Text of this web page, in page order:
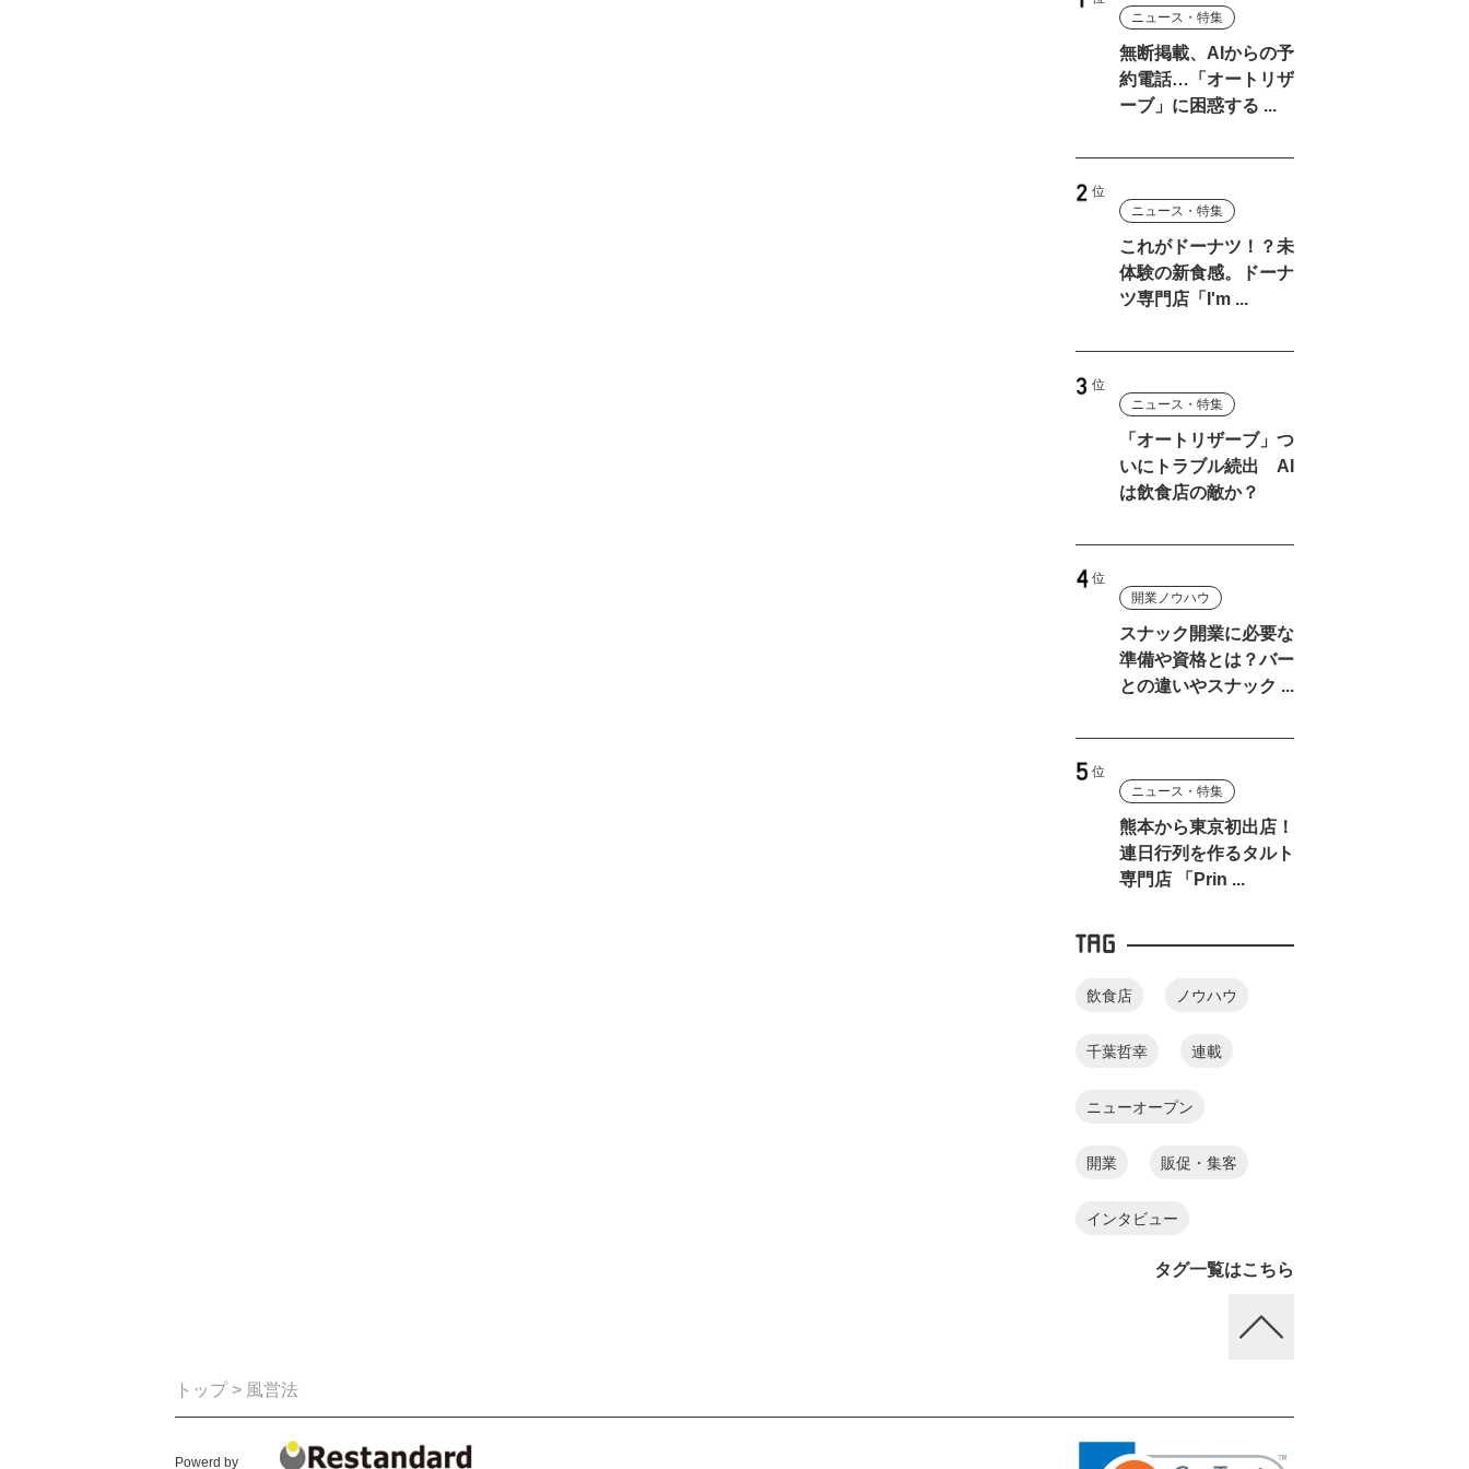
ニュース・特集
無断掲載、AIからの予
約電話…「オートリザ
ーブ」に困惑する ...
ニュース・特集
これがドーナツ！？未
体験の新食感。ドーナ
ツ専門店「I'm ...
ニュース・特集
「オートリザーブ」つ
いにトラブル続出 AI
は飲食店の敵か？
開業ノウハウ
スナック開業に必要な
準備や資格とは？バー
との違いやスナック ...
ニュース・特集
熊本から東京初出店！
連日行列を作るタルト
専門店 「Prin ...
TAG
飲食店 ノウハウ
千葉哲幸 連載
ニューオープン
開業 販促・集客
インタビュー
タグ一覧はこちら
トップ> 風営法
Powerd by